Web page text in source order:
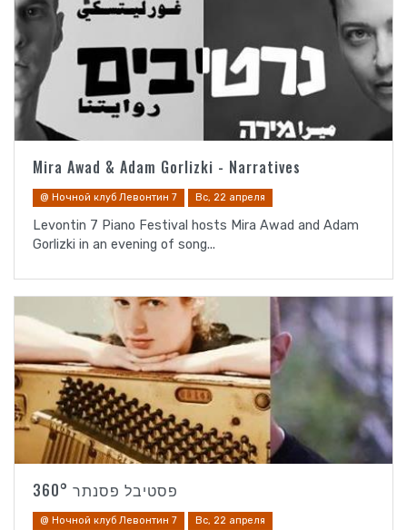
Mira Awad & Adam Gorlizki - Narratives
@ Ночной клуб Левонтин 7 Вс, 22 апреля
Levontin 7 Piano Festival hosts Mira Awad and Adam
Gorlizki in an evening of song...
פסטיבל פסנתר 360°
@ Ночной клуб Левонтин 7 Вс, 22 апреля